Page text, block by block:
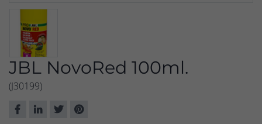
JBL NovoRed 100ml.
(J30199)